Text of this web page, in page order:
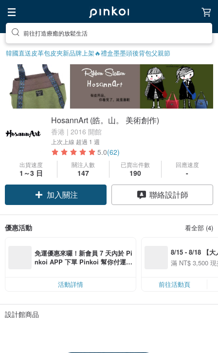
前往打造療癒的放鬆生活
韓國直送皮革包皮夾新品牌上架🔥禮盒墨墨頭後背包父親節
HosannArt (皓。山。 美術創作)
香港 | 2016 開館
上次上線 超過 1 週
5.0(62)
出貨速度
1～3 日
關注人數
147
已賣出件數
190
回應速度
-
加入關注
聯絡設計師
優惠活動 看全部 (4)
免運優惠來囉！新會員 7 天內於 Pi
nkoi APP 下單 Pinkoi 幫你付運
活動詳情
8/15 - 8/18 【大
季】滿
50
滿 NT$ 3,500
前往活動頁
設計館商品